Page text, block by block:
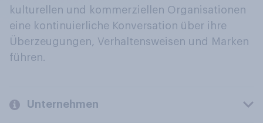
kulturellen und kommerziellen Organisationen
eine kontinuierliche Konversation über ihre
Überzeugungen, Verhaltensweisen und Marken
führen.
Unternehmen